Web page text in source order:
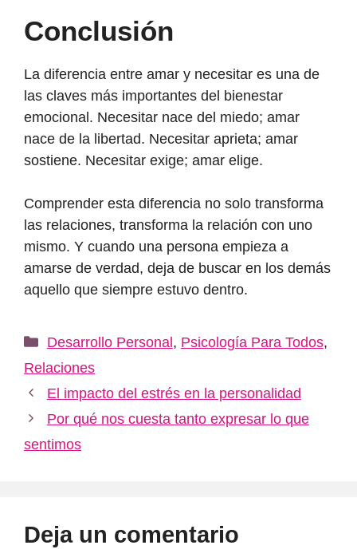
Conclusión
La diferencia entre amar y necesitar es una de
las claves más importantes del bienestar
emocional. Necesitar nace del miedo; amar
nace de la libertad. Necesitar aprieta; amar
sostiene. Necesitar exige; amar elige.
Comprender esta diferencia no solo transforma
las relaciones, transforma la relación con uno
mismo. Y cuando una persona empieza a
amarse de verdad, deja de buscar en los demás
aquello que siempre estuvo dentro.
Categorías
Desarrollo Personal, Psicología Para Todos,
Relaciones
El impacto del estrés en la personalidad
Por qué nos cuesta tanto expresar lo que
sentimos
Deja un comentario